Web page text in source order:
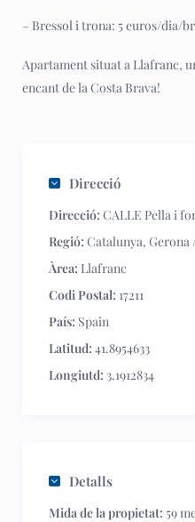
– Bressol i trona: 5 euros/dia/
Apartament situat a Llafranc,
encant de la Costa Brava!
Direcció
Direcció: CALLE Pella i
Regió: Catalunya, Gerona
Àrea: Llafranc
Codi Postal: 17211
País: Spain
Latitud: 41.8954633
Longiutd: 3.1912834
Detalls
Mida de la propietat: 59